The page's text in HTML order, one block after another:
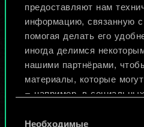
предоставляют нам
информацию, связанную
помогая делать его
иногда делимся
нашими партнёрами,
материалы, которые
— например, в
разрешения.
Необходимые
Назвать колоду
Изменить